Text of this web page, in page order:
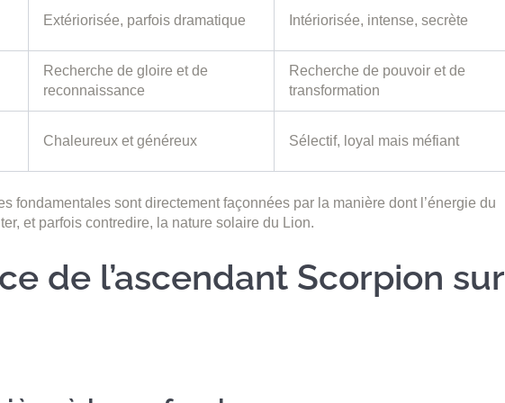
Extériorisée, parfois dramatique Intériorisée, intense, secrète
Recherche de gloire et de
reconnaissance
Recherche de pouvoir et de
transformation
Chaleureux et généreux Sélectif, loyal mais méfiant
fondamentales sont directement façonnées par la manière dont l’énergie du
et parfois contredire, la nature solaire du Lion.
de l’ascendant Scorpion sur